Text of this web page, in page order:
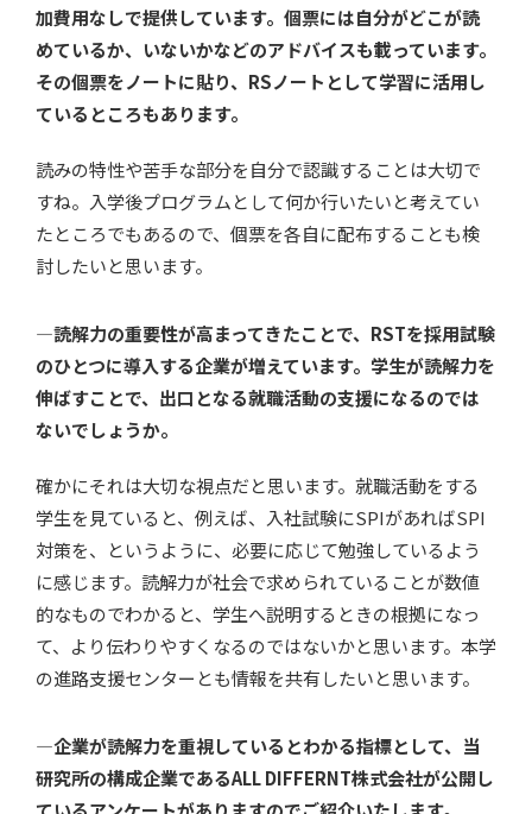
加費用なしで提供しています。個票には自分がどこが読
めているか、いないかなどのアドバイスも載っています。
その個票をノートに貼り、RSノートとして学習に活用し
ているところもあります。
読みの特性や苦手な部分を自分で認識することは大切で
すね。入学後プログラムとして何か行いたいと考えてい
たところでもあるので、個票を各自に配布することも検
討したいと思います。
—読解力の重要性が高まってきたことで、RSTを採用試験
のひとつに導入する企業が増えています。学生が読解力を
伸ばすことで、出口となる就職活動の支援になるのでは
ないでしょうか。
確かにそれは大切な視点だと思います。就職活動をする
学生を見ていると、例えば、入社試験にSPIがあればSPI
対策を、というように、必要に応じて勉強しているよう
に感じます。読解力が社会で求められていることが数値
的なものでわかると、学生へ説明するときの根拠になっ
て、より伝わりやすくなるのではないかと思います。本学
の進路支援センターとも情報を共有したいと思います。
—企業が読解力を重視しているとわかる指標として、当
研究所の構成企業であるALL DIFFERNT株式会社が公開し